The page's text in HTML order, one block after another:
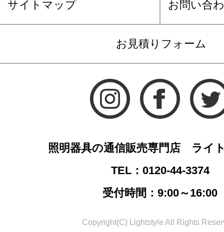
サイトマップ お問い合
お見積りフォーム
照明器具の通信販売専門店 ライ
TEL：0120-44-3374
受付時間：9:00～16:00
Copyright(C) Lightstyle All Rights